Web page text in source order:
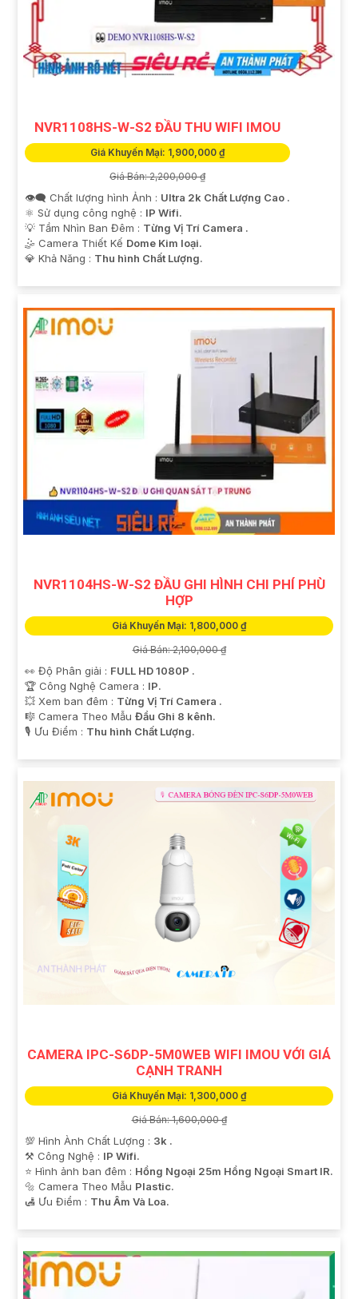
NVR1108HS-W-S2 ĐẦU THU WIFI IMOU
Giá Khuyến Mại: 1,900,000 ₫
Giá Bán: 2,200,000 ₫
👁️‍🗨 Chất lượng hình Ảnh : Ultra 2k Chất Lượng Cao .
⚛️ Sử dụng công nghệ : IP Wifi.
💡 Tầm Nhìn Ban Đêm : Từng Vị Trí Camera .
🤹 Camera Thiết Kế Dome Kim loại.
️💎 Khả Năng : Thu hình Chất Lượng.
NVR1104HS-W-S2 ĐẦU GHI HÌNH CHI PHÍ PHÙ
HỢP
Giá Khuyến Mại: 1,800,000 ₫
Giá Bán: 2,100,000 ₫
👀 Độ Phân giải : FULL HD 1080P .
🏆 Công Nghệ Camera : IP.
💥 Xem ban đêm : Từng Vị Trí Camera .
🎼️ Camera Theo Mẫu Đầu Ghi 8 kênh.
️🎙 Ưu Điểm : Thu hình Chất Lượng.
CAMERA IPC-S6DP-5M0WEB WIFI IMOU VỚI GIÁ
CẠNH TRANH
Giá Khuyến Mại: 1,300,000 ₫
Giá Bán: 1,600,000 ₫
💯 Hình Ành Chất Lượng : 3k .
⚒ Công Nghệ : IP Wifi.
⭐ Hình ảnh ban đêm : Hồng Ngoại 25m Hồng Ngoại Smart IR.
🔩 Camera Theo Mẫu Plastic.
️🛃 Ưu Điểm : Thu Âm Và Loa.